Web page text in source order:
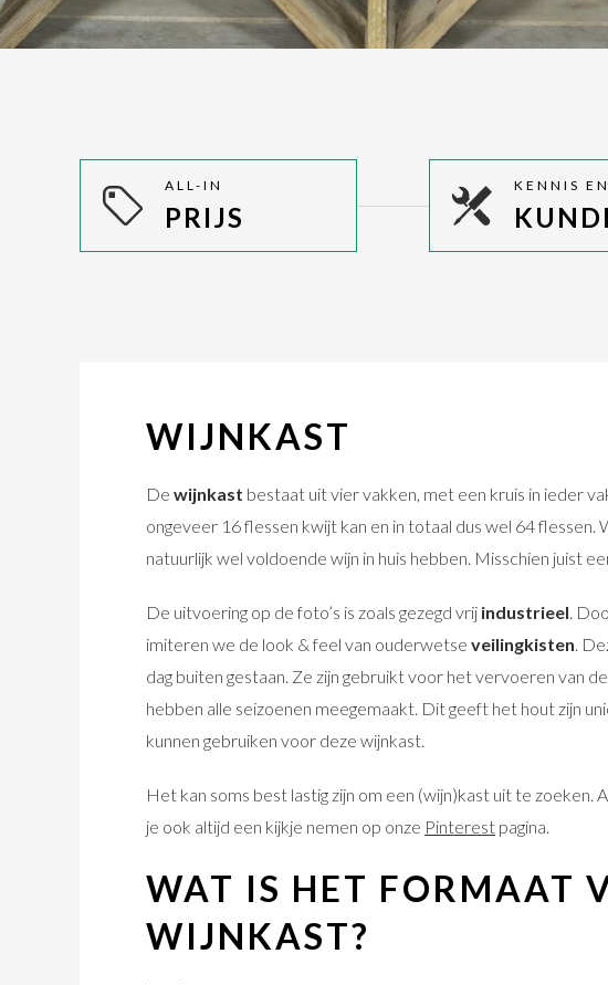
ALL-IN
PRIJS
KENNIS EN
WIJNKAST
De wijnkast bestaat uit vier vakken, met een kruis in ieder
ongeveer 16 flessen kwijt kan en in totaal dus wel 64 flessen.
natuurlijk wel voldoende wijn in huis hebben. Misschien juist
De uitvoering op de foto’s is zoals gezegd vrij industrieel .
imiteren we de look & feel van ouderwetse veilingkisten .
dag buiten gestaan. Ze zijn gebruikt voor het vervoeren van
hebben alle seizoenen meegemaakt. Dit geeft het hout zijn
kunnen gebruiken voor deze wijnkast.
Het kan soms best lastig zijn om een (wijn)kast uit te zoeken.
je ook altijd een kijkje nemen op onze Pinterest pagina.
WAT IS HET FORMAAT
WIJNKAST?